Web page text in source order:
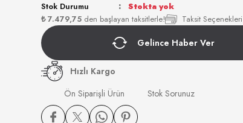
₺ 7.479,75 den başlayan taksitlerle! Taksit Seçenekleri
Stok Durumu
Stokta yok
Gelince Haber Ver
Hızlı Kargo
Ön Siparişli Ürün
Stok Sorunuz